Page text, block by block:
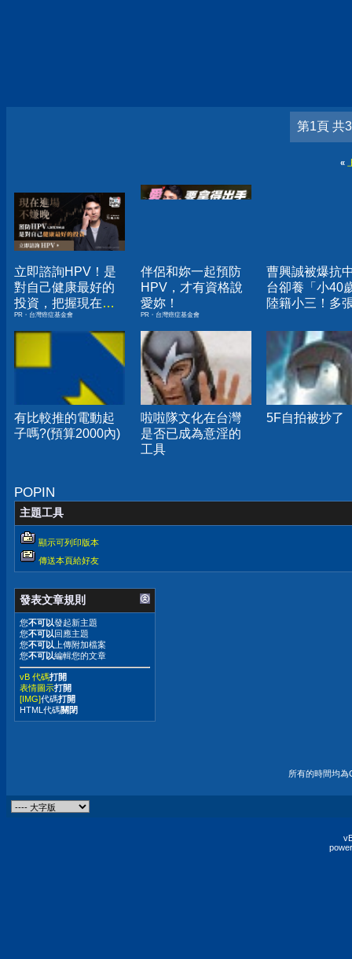
第1頁 共
«
立即諮詢HPV！是
對自己健康最好的
投資，把握現在不
嫌晚！
PR・台灣癌症基金會
伴侶和妳一起預防
HPV，才有資格說
愛妳！
PR・台灣癌症基金會
曹興誠被爆抗
台卻養「小40
陸籍小三！多
有比較推的電動起
子嗎?(預算2000內)
啦啦隊文化在台灣
是否已成為意淫的
工具
5F自拍被抄了
POPIN
主題工具
顯示可列印版本
傳送本頁給好友
發表文章規則
您不可以發起新主題
您不可以 回應主題
您不可以 上傳附加檔案
您不可以編輯您的文章
vB 代碼打開
表情圖示打開
[IMG]代碼打開
HTML代碼關閉
所有的時間均為